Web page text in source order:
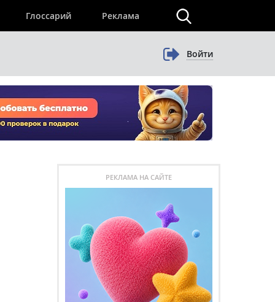
Глоссарий Реклама
Войти
РЕКЛАМА НА САЙТЕ